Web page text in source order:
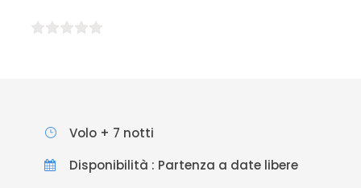
Volo + 7 notti
Disponibilità : Partenza a date libere